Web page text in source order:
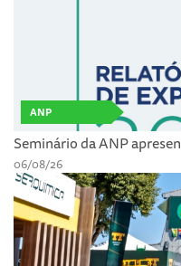
ANP
Seminário da ANP
06/08/26